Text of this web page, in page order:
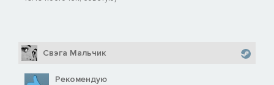
Свэга Мальчик
Рекомендую